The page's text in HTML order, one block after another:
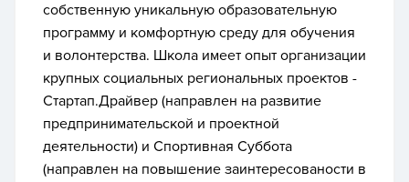
собственную уникальную образовательную
программу и комфортную среду для обучения
и волонтерства. Школа имеет опыт организации
крупных социальных региональных проектов -
Стартап.Драйвер (направлен на развитие
предпринимательской и проектной
деятельности) и Спортивная Суббота
(направлен на повышение заинтересованости в